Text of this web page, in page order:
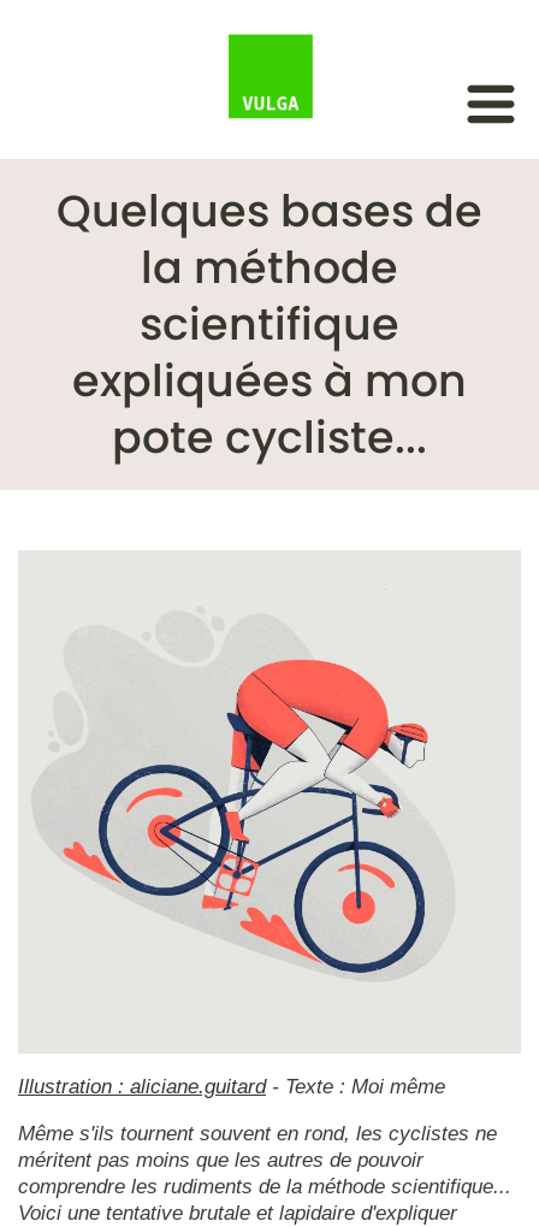
Quelques bases de
la méthode
scientifique
expliquées à mon
pote cycliste...
Illustration : aliciane.guitard- Texte : Moi même
Même s'ils tournent souvent en rond, les cyclistes ne
méritent pas moins que les autres de pouvoir
comprendre les rudiments de la méthode scientifique...
Voici une tentative brutale et lapidaire d'expliquer